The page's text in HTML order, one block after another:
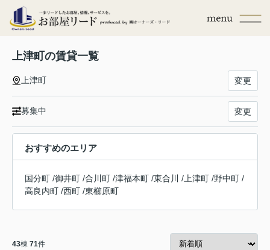
上津町の賃貸一覧
上津町 変更
募集中 変更
おすすめのエリア
国分町 /御井町 /合川町 /津福本町 /東合川 / 上津町 /野中町 /
高良内町 /西町 /東櫛原町
43棟 71件